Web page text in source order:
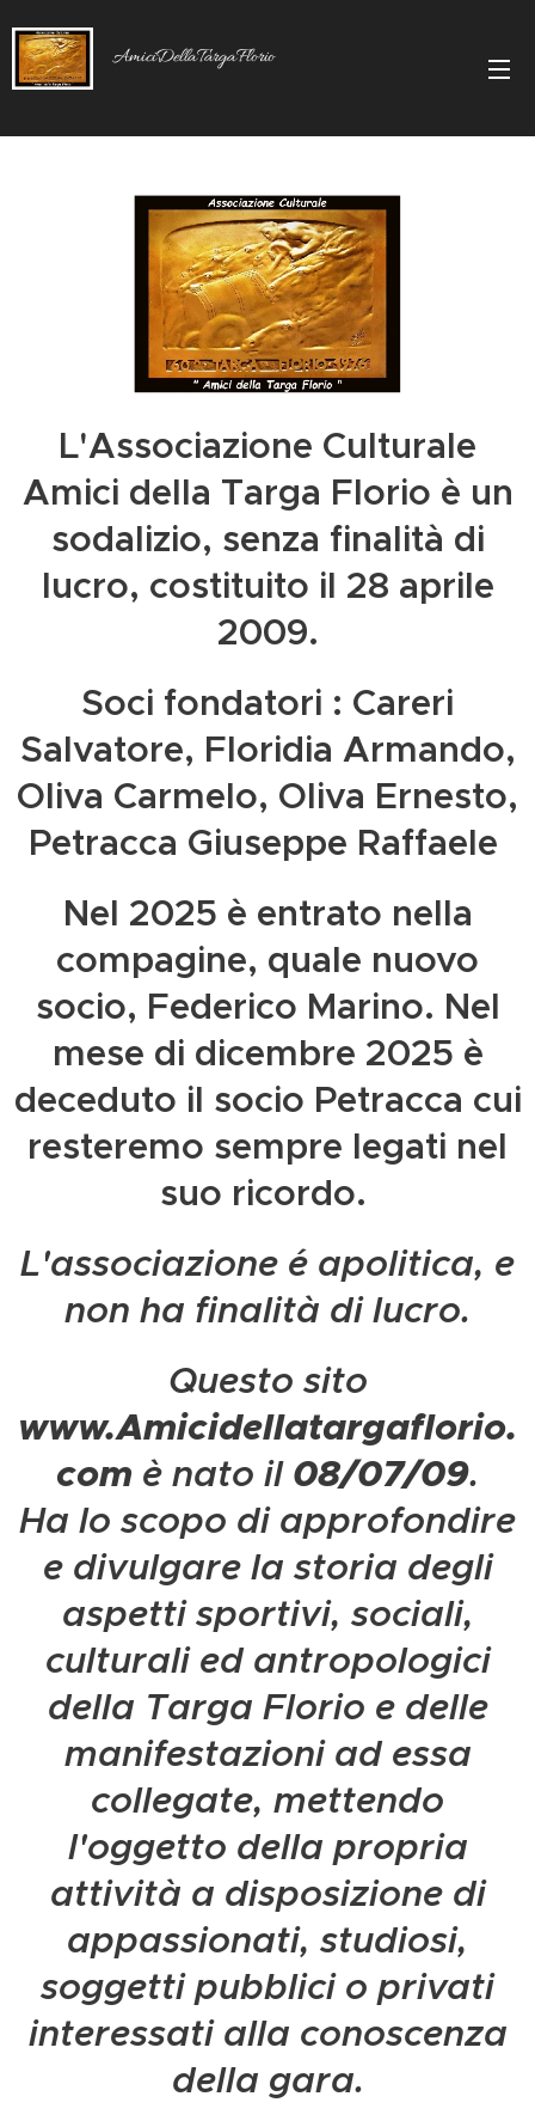
AmiciDellaTargaFlorio
L'Associazione Culturale
Amici della Targa Florio è un
sodalizio, senza finalità di
lucro, costituito il 28 aprile
2009.
Soci fondatori : Careri
Salvatore, Floridia Armando,
Oliva Carmelo, Oliva Ernesto,
Petracca Giuseppe Raffaele
Nel 2025 è entrato nella
compagine, quale nuovo
socio, Federico Marino. Nel
mese di dicembre 2025 è
deceduto il socio Petracca cui
resteremo sempre legati nel
suo ricordo.
L'associazione é apolitica, e
non ha finalità di lucro.
Questo sito
www.Amicidellatargaflorio.
com è nato il 08/07/09.
Ha lo scopo di approfondire
e divulgare la storia degli
aspetti sportivi, sociali,
culturali ed antropologici
della Targa Florio e delle
manifestazioni ad essa
collegate, mettendo
l'oggetto della propria
attività a disposizione di
appassionati, studiosi,
soggetti pubblici o privati
interessati alla conoscenza
della gara.